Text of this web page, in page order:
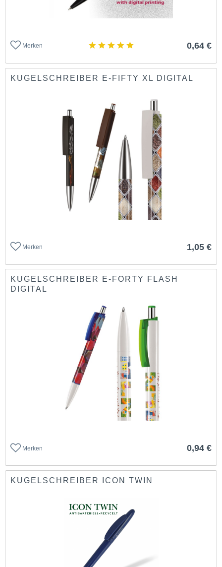
Merken 0,64 €
KUGELSCHREIBER E-FIFTY XL DIGITAL
Merken 1,05 €
KUGELSCHREIBER E-FORTY FLASH
DIGITAL
Merken 0,94 €
KUGELSCHREIBER ICON TWIN